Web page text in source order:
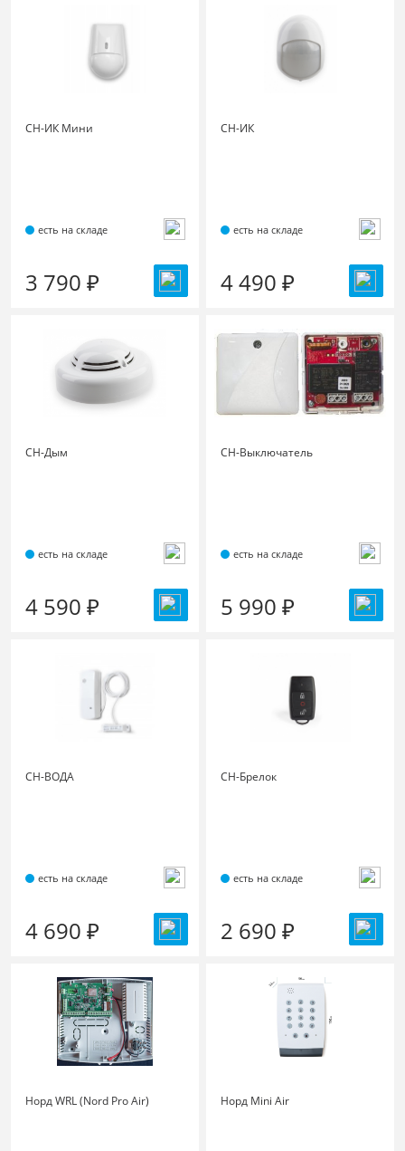
СН-ИК Мини
есть на складе
3 790 ₽
СН-ИК
есть на складе
4 490 ₽
СН-Дым
есть на складе
4 590 ₽
СН-Выключатель
есть на складе
5 990 ₽
СН-ВОДА
есть на складе
4 690 ₽
СН-Брелок
есть на складе
2 690 ₽
Норд WRL (Nord Pro Air) Норд Mini Air